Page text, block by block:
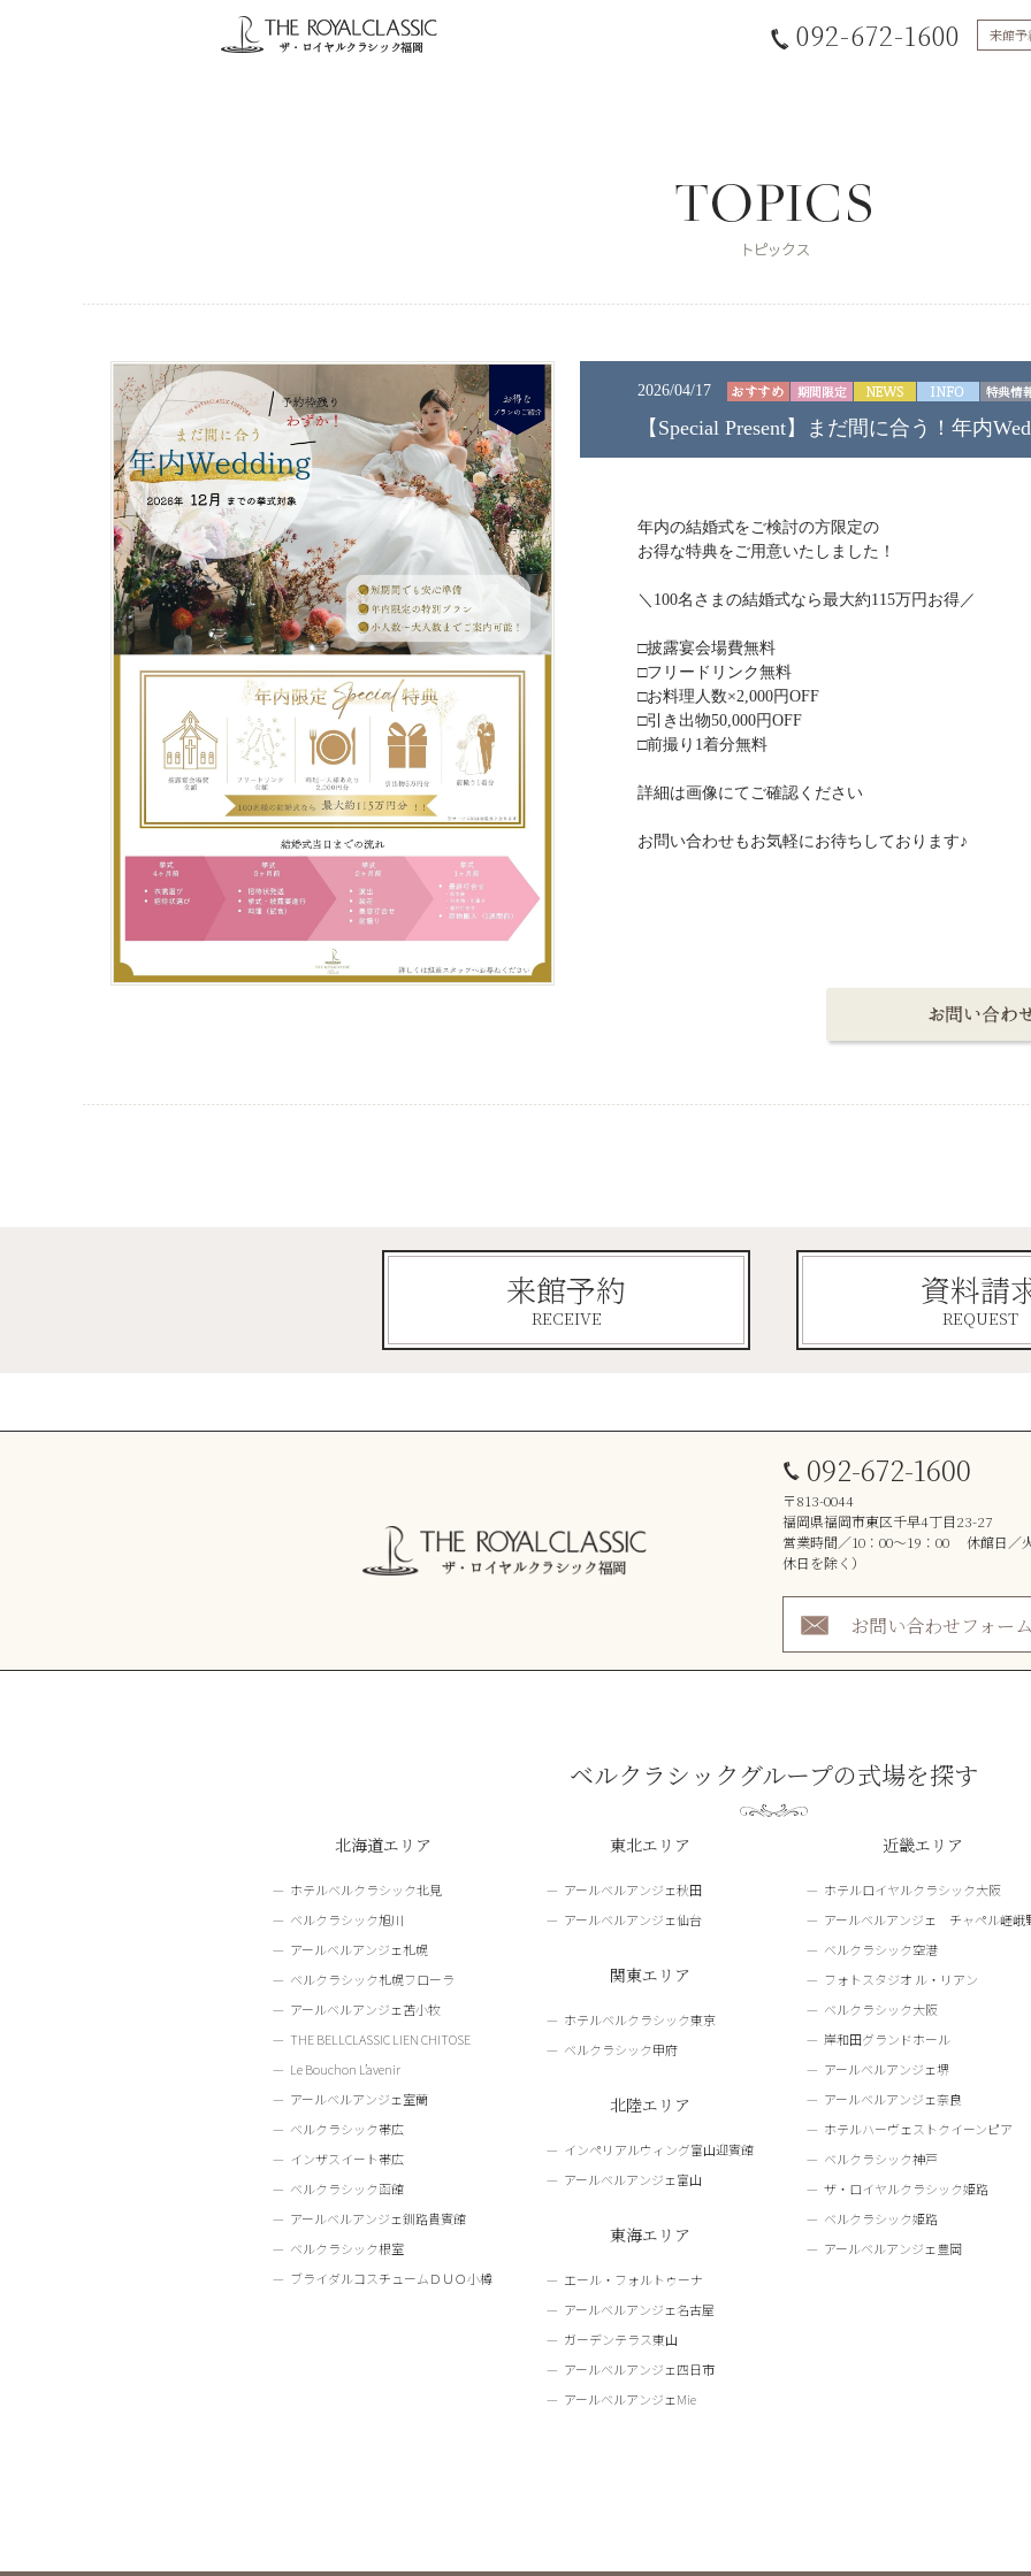
092-672-1600 来館予
2026/04/17
【Special Present】まだ間に合う！年内
年内の結婚式をご検討の方限定の
お得な特典をご用意いたしました！
＼100名さまの結婚式なら最大約115万円お得／
□披露宴会場費無料
□フリードリンク無料
□お料理人数×2,000円OFF
□引き出物50,000円OFF
□前撮り1着分無料
詳細は画像にてご確認ください
お問い合わせもお気軽にお待ちしております♪
来館予約
RECEIVE
資料請
REQUEST
092-672-1600
〒813-0044
福岡県福岡市東区千早4丁目23-27
営業時間／10：00～19：00 休館日／
休日を除く）
お問い合わせフォーム
ベルクラシックグループの式場を探す
北海道エリア
ホテルベルクラシック北見
ベルクラシック旭川
アールベルアンジェ札幌
ベルクラシック札幌フローラ
アールベルアンジェ苫小牧
THE BELLCLASSIC LIEN CHITOSE
Le Bouchon L’avenir
アールベルアンジェ室蘭
ベルクラシック帯広
インザスイート帯広
ベルクラシック函館
アールベルアンジェ釧路貴賓館
ベルクラシック根室
ブライダルコスチュームＤＵＯ小樽
東北エリア
アールベルアンジェ秋田
アールベルアンジェ仙台
関東エリア
ホテルベルクラシック東京
ベルクラシック甲府
北陸エリア
インペリアルウィング富山迎賓館
アールベルアンジェ富山
東海エリア
エール・フォルトゥーナ
アールベルアンジェ名古屋
ガーデンテラス東山
アールベルアンジェ四日市
アールベルアンジェMie
近畿エリア
ホテルロイヤルクラシック大阪
アールベルアンジェ チャペル嵯峨
ベルクラシック空港
フォトスタジオ ル・リアン
ベルクラシック大阪
岸和田グランドホール
アールベルアンジェ堺
アールベルアンジェ奈良
ホテルハーヴェストクイーンピア
ベルクラシック神戸
ザ・ロイヤルクラシック姫路
ベルクラシック姫路
アールベルアンジェ豊岡